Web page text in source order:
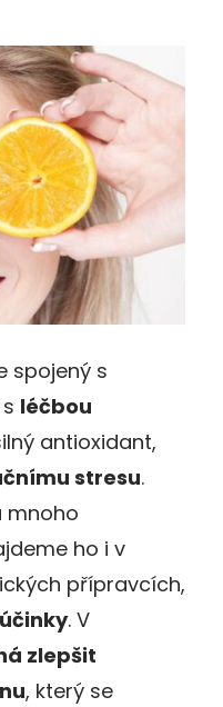
spojený s
léčbou
antioxidant,
stresu.
mnoho
ho i v
přípravcích,
. V
zlepšit
, který se